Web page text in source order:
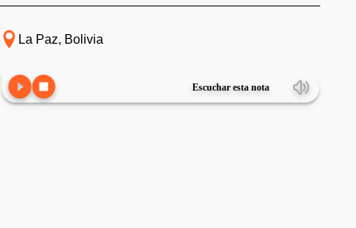
La Paz, Bolivia
Escuchar esta nota